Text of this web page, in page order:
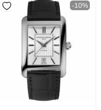
-10%